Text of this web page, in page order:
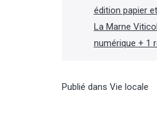
édition papier
La Marne
numérique + 1
Publié dans Vie locale
du Finistère (2001-2019)
on dans la presse locale.
En
officiel
lorsque